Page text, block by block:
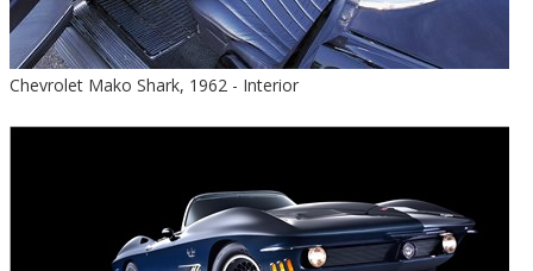
Chevrolet Mako Shark, 1962 - Interior